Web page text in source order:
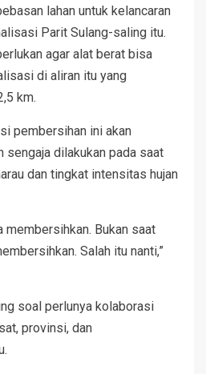
lahan untuk kelancaran
Parit Sulang-saling itu.
agar alat berat bisa
di aliran itu yang
km.
pembersihan ini akan
sengaja dilakukan pada saat
dan tingkat intensitas hujan
membersihkan. Bukan saat
Salah itu nanti,”
soal perlunya kolaborasi
provinsi, dan